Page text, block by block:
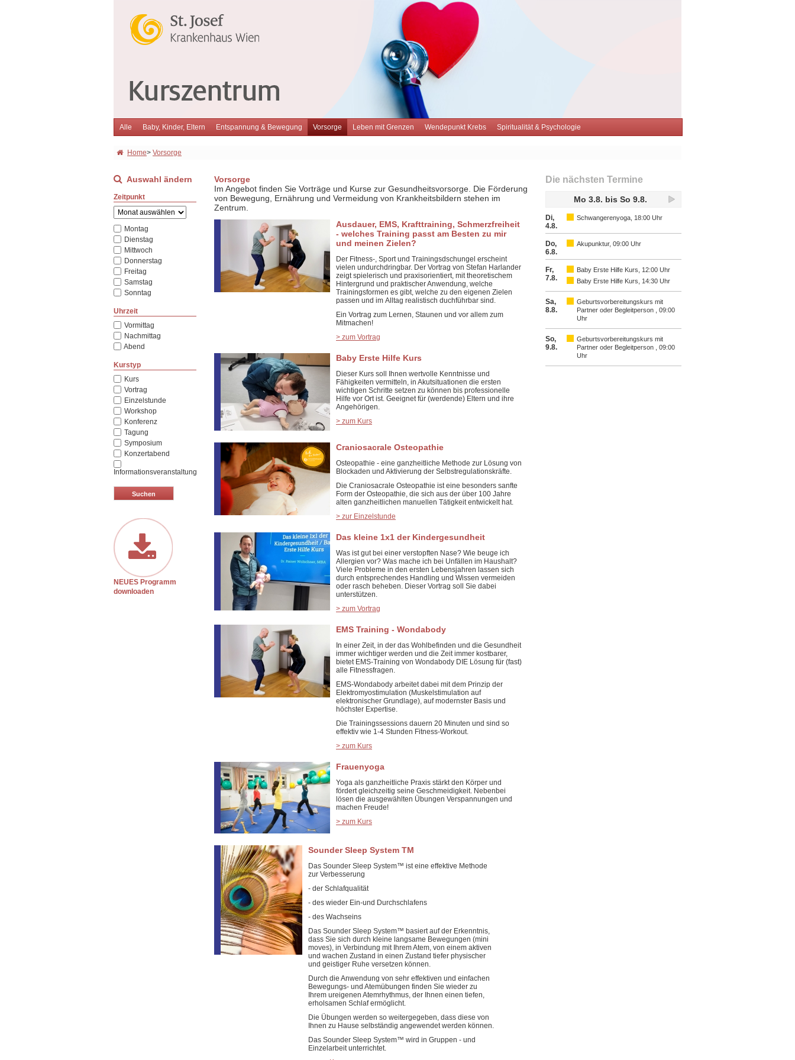
Alle Baby, Kinder, Eltern Entspannung & Bewegung Vorsorge Leben mit Grenzen Wendepunkt Krebs Spiritualität & Psychologie
Home> Vorsorge
Auswahl ändern
Zeitpunkt
Montag
Dienstag
Mittwoch
Donnerstag
Freitag
Samstag
Sonntag
Uhrzeit
Vormittag
Nachmittag
Abend
Kurstyp
Kurs
Vortrag
Einzelstunde
Workshop
Konferenz
Tagung
Symposium
Konzertabend
Informationsveranstaltung
NEUES Programm
downloaden
Vorsorge
Im Angebot finden Sie Vorträge und Kurse zur Gesundheitsvorsorge. Die Förderung
von Bewegung, Ernährung und Vermeidung von Krankheitsbildern stehen im
Zentrum.
Ausdauer, EMS, Krafttraining, Schmerzfreiheit
- welches Training passt am Besten zu mir
und meinen Zielen?
Der Fitness-, Sport und Trainingsdschungel erscheint
vielen undurchdringbar. Der Vortrag von Stefan Harlander
zeigt spielerisch und praxisorientiert, mit theoretischem
Hintergrund und praktischer Anwendung, welche
Trainingsformen es gibt, welche zu den eigenen Zielen
passen und im Alltag realistisch duchführbar sind.
Ein Vortrag zum Lernen, Staunen und vor allem zum
Mitmachen!
> zum Vortrag
Baby Erste Hilfe Kurs
Dieser Kurs soll Ihnen wertvolle Kenntnisse und
Fähigkeiten vermitteln, in Akutsituationen die ersten
wichtigen Schritte setzen zu können bis professionelle
Hilfe vor Ort ist. Geeignet für (werdende) Eltern und ihre
Angehörigen.
> zum Kurs
Craniosacrale Osteopathie
Osteopathie - eine ganzheitliche Methode zur Lösung von
Blockaden und Aktivierung der Selbstregulationskräfte.
Die Craniosacrale Osteopathie ist eine besonders sanfte
Form der Osteopathie, die sich aus der über 100 Jahre
alten ganzheitlichen manuellen Tätigkeit entwickelt hat.
> zur Einzelstunde
Das kleine 1x1 der Kindergesundheit
Was ist gut bei einer verstopften Nase? Wie beuge ich
Allergien vor? Was mache ich bei Unfällen im Haushalt?
Viele Probleme in den ersten Lebensjahren lassen sich
durch entsprechendes Handling und Wissen vermeiden
oder rasch beheben. Dieser Vortrag soll Sie dabei
unterstützen.
> zum Vortrag
EMS Training - Wondabody
In einer Zeit, in der das Wohlbefinden und die Gesundheit
immer wichtiger werden und die Zeit immer kostbarer,
bietet EMS-Training von Wondabody DIE Lösung für (fast)
alle Fitnessfragen.
EMS-Wondabody arbeitet dabei mit dem Prinzip der
Elektromyostimulation (Muskelstimulation auf
elektronischer Grundlage), auf modernster Basis und
höchster Expertise.
Die Trainingssessions dauern 20 Minuten und sind so
effektiv wie 1-4 Stunden Fitness-Workout.
> zum Kurs
Frauenyoga
Yoga als ganzheitliche Praxis stärkt den Körper und
fördert gleichzeitig seine Geschmeidigkeit. Nebenbei
lösen die ausgewählten Übungen Verspannungen und
machen Freude!
> zum Kurs
Sounder Sleep System TM
Das Sounder Sleep System™ ist eine effektive Methode
zur Verbesserung
- der Schlafqualität
- des wieder Ein-und Durchschlafens
- des Wachseins
Das Sounder Sleep System™ basiert auf der Erkenntnis,
dass Sie sich durch kleine langsame Bewegungen (mini
moves), in Verbindung mit Ihrem Atem, von einem aktiven
und wachen Zustand in einen Zustand tiefer physischer
und geistiger Ruhe versetzen können.
Durch die Anwendung von sehr effektiven und einfachen
Bewegungs- und Atemübungen finden Sie wieder zu
Ihrem ureigenen Atemrhythmus, der Ihnen einen tiefen,
erholsamen Schlaf ermöglicht.
Die Übungen werden so weitergegeben, dass diese von
Ihnen zu Hause selbständig angewendet werden können.
Das Sounder Sleep System™ wird in Gruppen - und
Einzelarbeit unterrichtet.
Die nächsten Termine
Mo 3.8. bis So 9.8.
Di,
4.8.
Schwangerenyoga, 18:00 Uhr
Do,
6.8.
Akupunktur, 09:00 Uhr
Fr,
7.8.
Baby Erste Hilfe Kurs, 12:00 Uhr
Baby Erste Hilfe Kurs, 14:30 Uhr
Sa,
8.8.
Geburtsvorbereitungskurs mit
Partner oder Begleitperson , 09:00
Uhr
So,
9.8.
Geburtsvorbereitungskurs mit
Partner oder Begleitperson , 09:00
Uhr